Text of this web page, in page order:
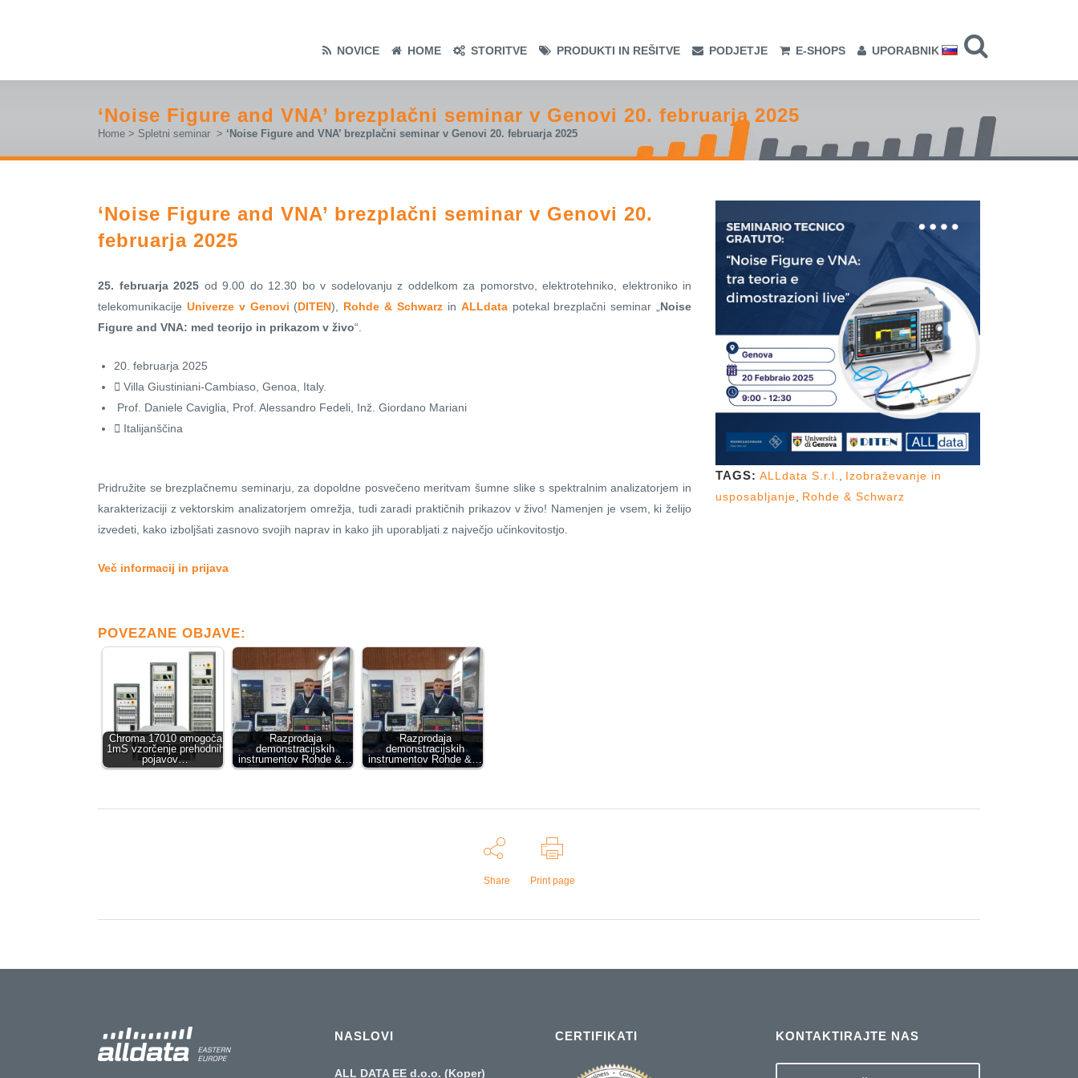
NOVICE HOME STORITVE PRODUKTI IN REŠITVE PODJETJE E-SHOPS UPORABNIK
‘Noise Figure and VNA’ brezplačni seminar v Genovi 20. februarja 2025
Home > Spletni seminar > ‘Noise Figure and VNA’ brezplačni seminar v Genovi 20. februarja 2025
‘Noise Figure and VNA’ brezplačni seminar v Genovi 20.
februarja 2025
25. februarja 2025 od 9.00 do 12.30 bo v sodelovanju z oddelkom za pomorstvo, elektrotehniko, elektroniko in
telekomunikacije Univerze v Genovi (DITEN), Rohde & Schwarzin ALLdatapotekal brezplačni seminar „ Noise
Figure and VNA: med teorijo in prikazom v živo“.
20. februarja 2025
Villa Giustiniani-Cambiaso, Genoa, Italy.
️ Prof. Daniele Caviglia, Prof. Alessandro Fedeli, Inž. Giordano Mariani
️ Italijanščina
Pridružite se brezplačnemu seminarju, za dopoldne posvečeno meritvam šumne slike s spektralnim analizatorjem in
karakterizaciji z vektorskim analizatorjem omrežja, tudi zaradi praktičnih prikazov v živo! Namenjen je vsem, ki želijo
izvedeti, kako izboljšati zasnovo svojih naprav in kako jih uporabljati z največjo učinkovitostjo.
Več informacij in prijava
POVEZANE OBJAVE:
Chroma 17010 omogoča
1mS vzorčenje prehodnih
pojavov…
Razprodaja
demonstracijskih
instrumentov Rohde &…
Razprodaja
demonstracijskih
instrumentov Rohde &…
TAGS: ALLdata S.r.l.
Izobraževanje in
usposabljanje
Rohde & Schwarz
Share Print page
NASLOVI
ALL DATA EE d.o.o. (Koper)
CERTIFIKATI KONTAKTIRAJTE NAS